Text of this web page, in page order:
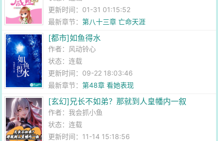
更新时间：01-31 01:15:52
最新章节：第八十三章 亡命天涯
[都市]如鱼得水
作者： 风动铃心
状态：连载
更新时间：09-22 18:03:46
最新章节：第48章 看她表现
[玄幻]兄长不如弟？那就到人皇幡内一叙
作者：我会抓小鱼
状态：连载
更新时间：11-14 15:18:56